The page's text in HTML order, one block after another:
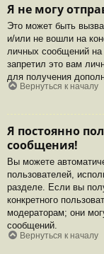
Я не могу
Это может быть
и/или не вошли на
личных сообщений
запретил это вам
для получения
Вернуться к началу
Я постоянно
сообщения!
Вы можете
пользователей,
разделе. Если вы
конкретного
модераторам; они
сообщений.
Вернуться к началу